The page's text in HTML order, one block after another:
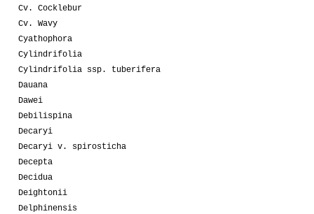
Cv. Cocklebur
Cv. Wavy
Cyathophora
Cylindrifolia
Cylindrifolia ssp. tuberifera
Dauana
Dawei
Debilispina
Decaryi
Decaryi v. spirosticha
Decepta
Decidua
Deightonii
Delphinensis